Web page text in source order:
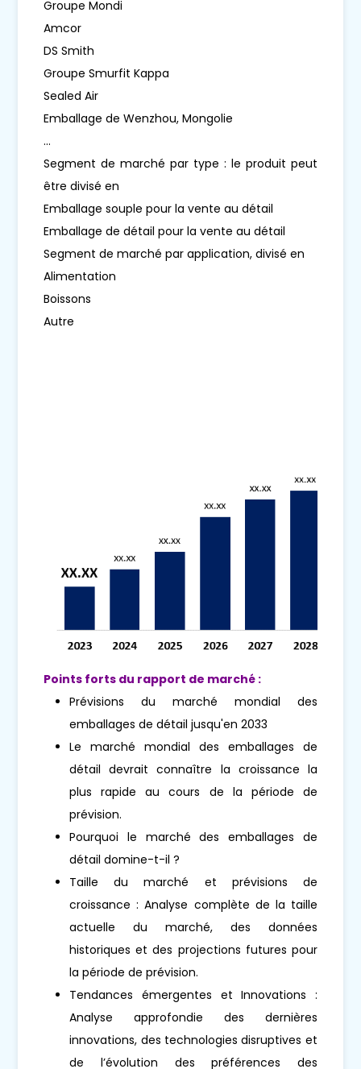
Groupe Mondi
Amcor
DS Smith
Groupe Smurfit Kappa
Sealed Air
Emballage de Wenzhou, Mongolie
...
Segment de marché par type : le produit peut
être divisé en
Emballage souple pour la vente au détail
Emballage de détail pour la vente au détail
Segment de marché par application, divisé en
Alimentation
Boissons
Autre
Points forts du rapport de marché :
Prévisions du marché mondial des
emballages de détail jusqu'en 2033
Le marché mondial des emballages de
détail devrait connaître la croissance la
plus rapide au cours de la période de
prévision.
Pourquoi le marché des emballages de
détail domine-t-il ?
Taille du marché et prévisions de
croissance : Analyse complète de la taille
actuelle du marché, des données
historiques et des projections futures pour
la période de prévision.
Tendances émergentes et Innovations :
Analyse approfondie des dernières
innovations, des technologies disruptives et
de l’évolution des préférences des